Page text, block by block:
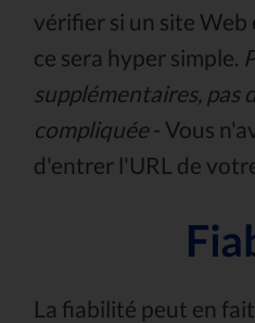
vérifier si un site Web
ce sera hyper simple.
supplémentaires, pas
compliquée- Vous
d'entrer l'URL de
La fiabilité peut en